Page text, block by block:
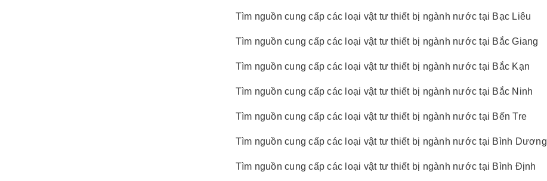
Tìm nguồn cung cấp các loại vật tư thiết bị ngành nước tại Bạc Liêu
Tìm nguồn cung cấp các loại vật tư thiết bị ngành nước tại Bắc Giang
Tìm nguồn cung cấp các loại vật tư thiết bị ngành nước tại Bắc Kạn
Tìm nguồn cung cấp các loại vật tư thiết bị ngành nước tại Bắc Ninh
Tìm nguồn cung cấp các loại vật tư thiết bị ngành nước tại Bến Tre
Tìm nguồn cung cấp các loại vật tư thiết bị ngành nước tại Bình Dương
Tìm nguồn cung cấp các loại vật tư thiết bị ngành nước tại Bình Định